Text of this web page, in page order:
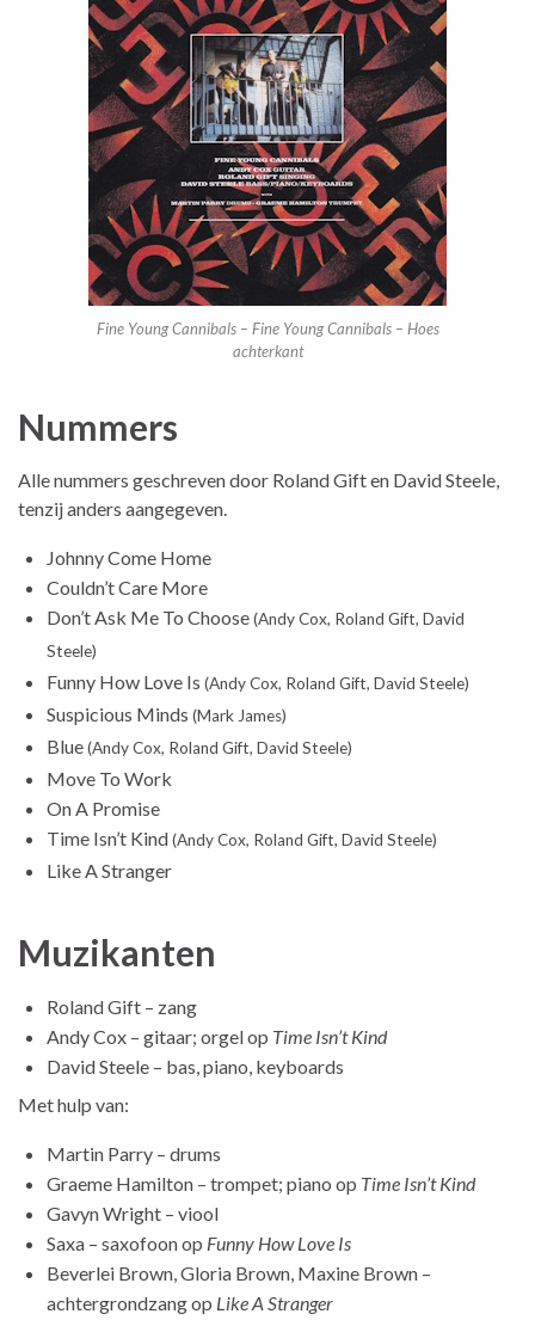
Fine Young Cannibals – Fine Young Cannibals – Hoes
achterkant
Nummers
Alle nummers geschreven door Roland Gift en David Steele,
tenzij anders aangegeven.
Johnny Come Home
Couldn’t Care More
Don’t Ask Me To Choose(Andy Cox, Roland Gift, David
Steele)
Funny How Love Is (Andy Cox, Roland Gift, David Steele)
Suspicious Minds (Mark James)
Blue(Andy Cox, Roland Gift, David Steele)
Move To Work
On A Promise
Time Isn’t Kind(Andy Cox, Roland Gift, David Steele)
Like A Stranger
Muzikanten
Roland Gift – zang
Andy Cox – gitaar; orgel op Time Isn’t Kind
David Steele – bas, piano, keyboards
Met hulp van:
Martin Parry – drums
Graeme Hamilton – trompet; piano op Time Isn’t Kind
Gavyn Wright – viool
Saxa – saxofoon op Funny How Love Is
Beverlei Brown, Gloria Brown, Maxine Brown –
achtergrondzang op Like A Stranger